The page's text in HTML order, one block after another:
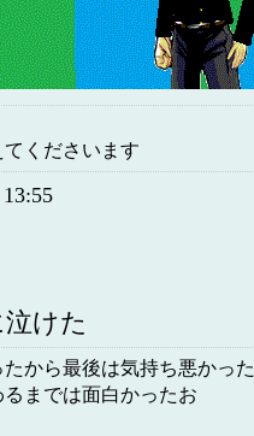
くださいます
けた
から最後は気持ち悪かっ
までは面白かったお